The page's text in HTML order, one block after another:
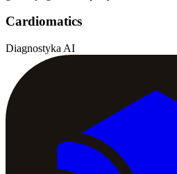
Cardiomatics
Diagnostyka AI